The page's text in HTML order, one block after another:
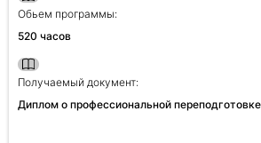
Обьем программы:
520 часов
Получаемый документ:
Диплом о профессиональной переподготовке